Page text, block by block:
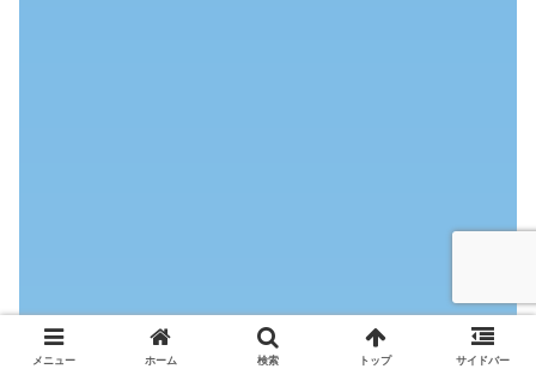
メニュー ホーム 検索 トップ サイドバー